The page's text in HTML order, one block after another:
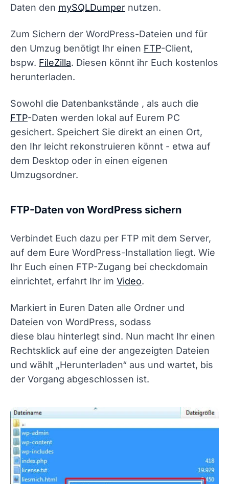
Daten den mySQLDumper nutzen.
Zum Sichern der WordPress-Dateien und für
den Umzug benötigt Ihr einen FTP-Client,
bspw. FileZilla. Diesen könnt ihr Euch kostenlos
herunterladen.
Sowohl die Datenbankstände , als auch die
FTP-Daten werden lokal auf Eurem PC
gesichert. Speichert Sie direkt an einen Ort,
den Ihr leicht rekonstruieren könnt - etwa auf
dem Desktop oder in einen eigenen
Umzugsordner.
FTP-Daten von WordPress sichern
Verbindet Euch dazu per FTP mit dem Server,
auf dem Eure WordPress-Installation liegt. Wie
Ihr Euch einen FTP-Zugang bei checkdomain
einrichtet, erfahrt Ihr im Video.
Markiert in Euren Daten alle Ordner und
Dateien von WordPress, sodass
diese blau hinterlegt sind. Nun macht Ihr einen
Rechtsklick auf eine der angezeigten Dateien
und wählt „Herunterladen“ aus und wartet, bis
der Vorgang abgeschlossen ist.